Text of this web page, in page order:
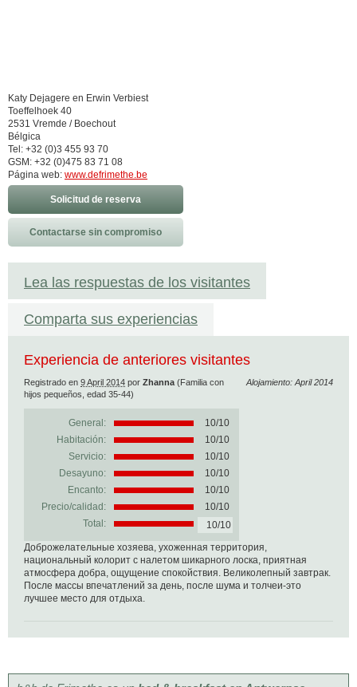
Katy Dejagere en Erwin Verbiest
Toeffelhoek 40
2531 Vremde / Boechout
Bélgica
Tel: +32 (0)3 455 93 70
GSM: +32 (0)475 83 71 08
Página web: www.defrimethe.be
Solicitud de reserva
Contactarse sin compromiso
Lea las respuestas de los visitantes
Comparta sus experiencias
Experiencia de anteriores visitantes
Alojamiento: April 2014
Registrado en 9 April 2014 por Zhanna (Familia con
hijos pequeños, edad 35-44)
General: 10/10
Habitación:
10/10
Servicio:
10/10
Desayuno:
10/10
Encanto:
10/10
Precio/calidad:
10/10
Total:
10/10
Доброжелательные хозяева, ухоженная территория,
национальный колорит с налетом шикарного лоска, приятная
атмосфера добра, ощущение спокойствия. Великолепный завтрак.
После массы впечатлений за день, после шума и толчеи-это
лучшее место для отдыха.